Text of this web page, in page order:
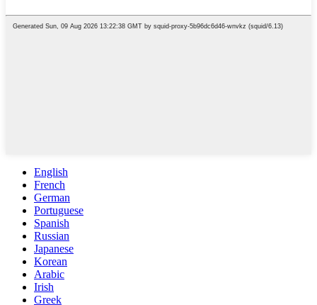
English
French
German
Portuguese
Spanish
Russian
Japanese
Korean
Arabic
Irish
Greek